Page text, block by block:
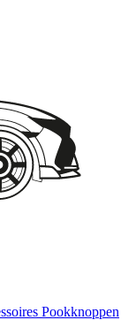
Pookknoppen